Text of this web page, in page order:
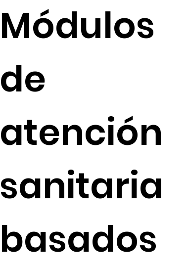
Módulos
de
atención
sanitaria
basados ​​